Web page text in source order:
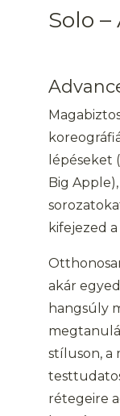
Solo
lépéseket
Big
kifejezed
akár
hangsúly
stíluson, a
rétegeire